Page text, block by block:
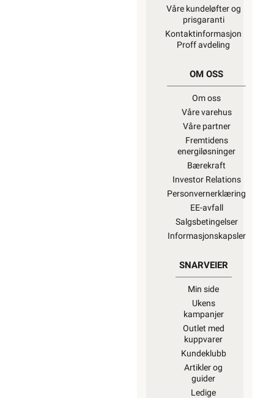
Våre kundeløfter og
prisgaranti
Kontaktinformasjon
Proff avdeling
OM OSS
Om oss
Våre varehus
Våre partner
Fremtidens
energiløsninger
Bærekraft
Investor Relations
Personvernerklæring
EE-avfall
Salgsbetingelser
Informasjonskapsler
SNARVEIER
Min side
Ukens
kampanjer
Outlet med
kuppvarer
Kundeklubb
Artikler og
guider
Ledige